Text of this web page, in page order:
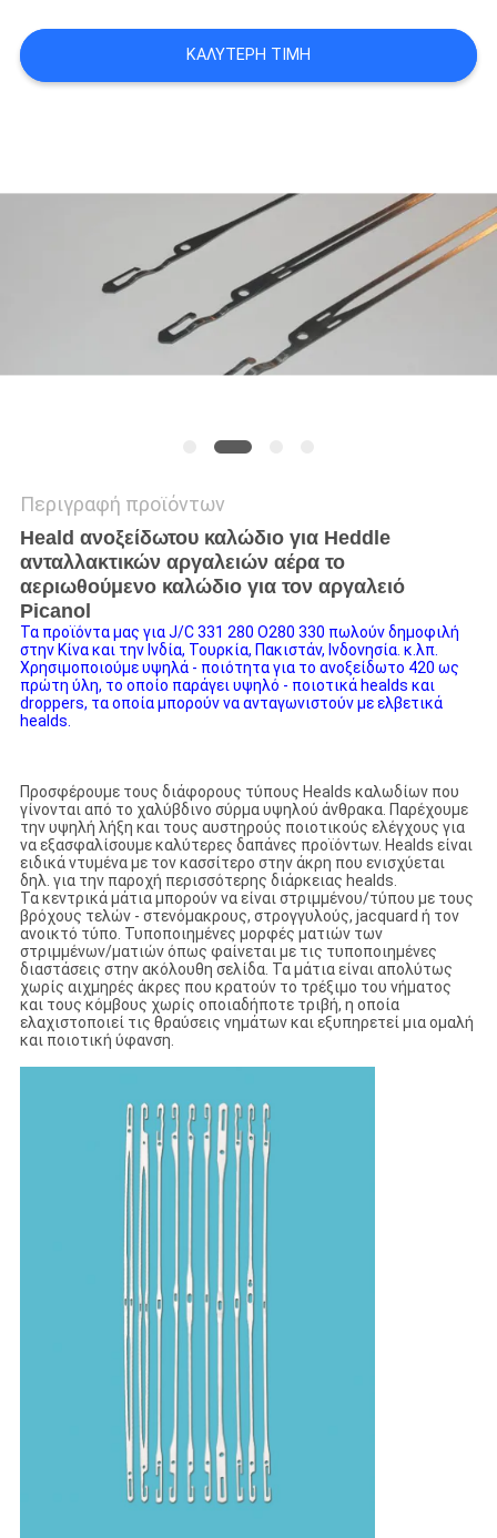
PRIVACY
ΚΑΛΎΤΕΡΗ ΤΙΜΉ
Περιγραφή προϊόντων
Heald ανοξείδωτου καλώδιο για Heddle
ανταλλακτικών αργαλειών αέρα το
αεριωθούμενο καλώδιο για τον αργαλειό
Picanol
Τα προϊόντα μας για J/C 331 280 O280 330 πωλούν δημοφιλή
στην Κίνα και την Ινδία, Τουρκία, Πακιστάν, Ινδονησία. κ.λπ.
Χρησιμοποιούμε υψηλά - ποιότητα για το ανοξείδωτο 420 ως
πρώτη ύλη, το οποίο παράγει υψηλό - ποιοτικά healds και
droppers, τα οποία μπορούν να ανταγωνιστούν με ελβετικά
healds.
Προσφέρουμε τους διάφορους τύπους Healds καλωδίων που
γίνονται από το χαλύβδινο σύρμα υψηλού άνθρακα. Παρέχουμε
την υψηλή λήξη και τους αυστηρούς ποιοτικούς ελέγχους για
να εξασφαλίσουμε καλύτερες δαπάνες προϊόντων. Healds είναι
ειδικά ντυμένα με τον κασσίτερο στην άκρη που ενισχύεται
δηλ. για την παροχή περισσότερης διάρκειας healds.
Τα κεντρικά μάτια μπορούν να είναι στριμμένου/τύπου με τους
βρόχους τελών - στενόμακρους, στρογγυλούς, jacquard ή τον
ανοικτό τύπο. Τυποποιημένες μορφές ματιών των
στριμμένων/ματιών όπως φαίνεται με τις τυποποιημένες
διαστάσεις στην ακόλουθη σελίδα. Τα μάτια είναι απολύτως
χωρίς αιχμηρές άκρες που κρατούν το τρέξιμο του νήματος
και τους κόμβους χωρίς οποιαδήποτε τριβή, η οποία
ελαχιστοποιεί τις θραύσεις νημάτων και εξυπηρετεί μια ομαλή
και ποιοτική ύφανση.